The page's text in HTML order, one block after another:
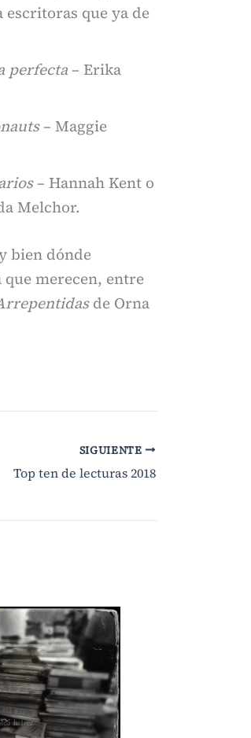
escritoras que ya de
perfecta – Erika
– Maggie
– Hannah Kent o
Melchor.
bien dónde
merecen, entre
de Orna
SIGUIENTE
Top ten de lecturas 2018